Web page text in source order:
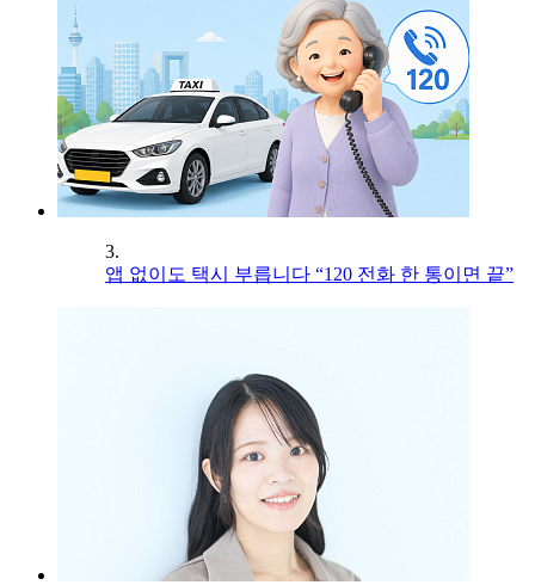
3.
앱 없이도 택시 부릅니다 “120 전화 한 통이면 끝”